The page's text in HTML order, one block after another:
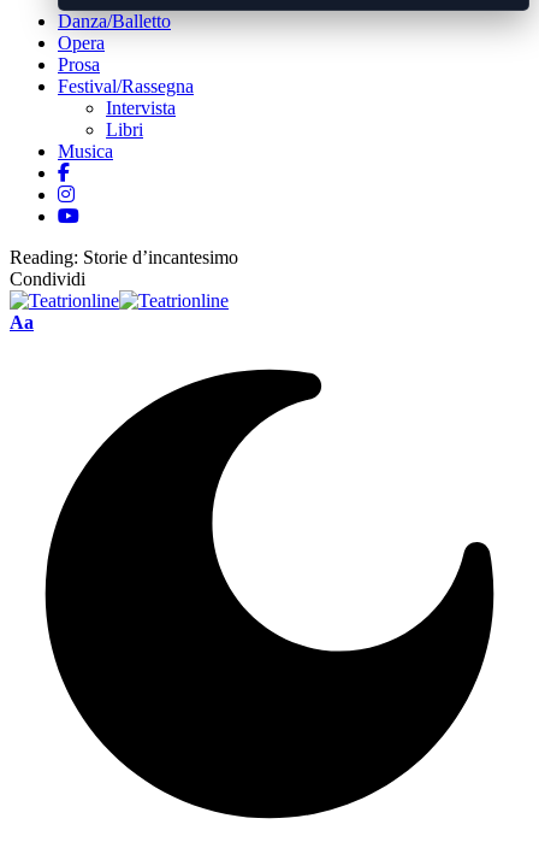
Danza/Balletto
Opera
Prosa
Festival/Rassegna
Intervista
Libri
Musica
Reading: Storie d’incantesimo
Condividi
Font
Aa